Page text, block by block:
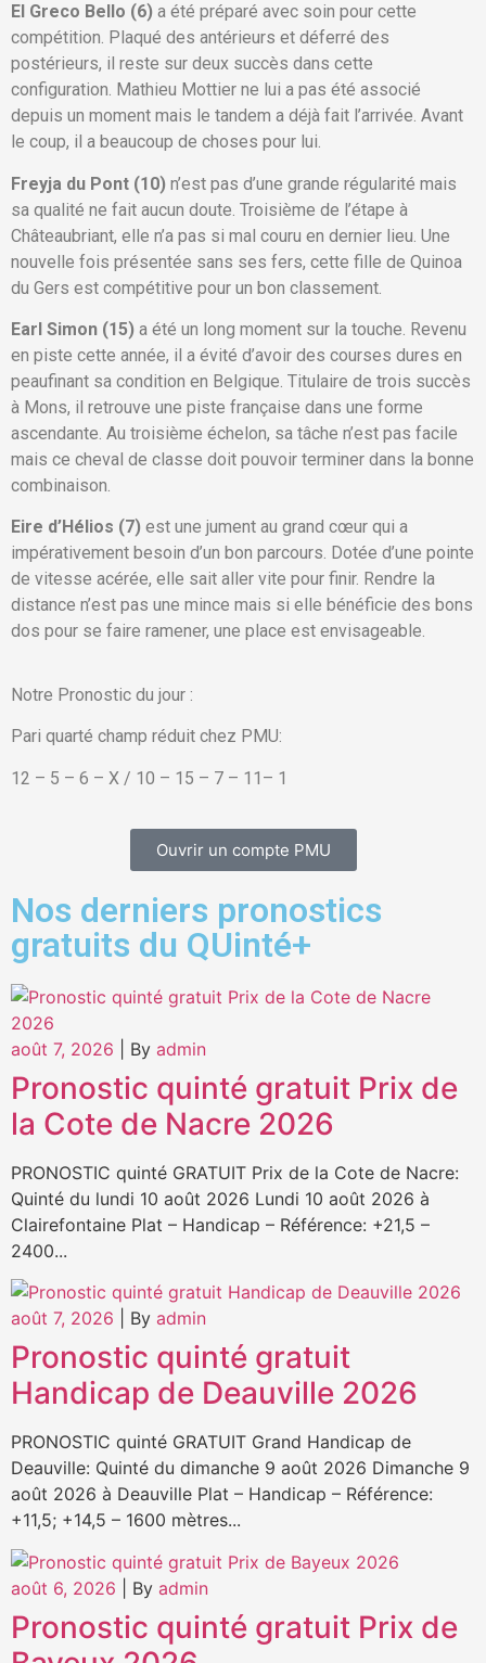
El Greco Bello (6) a été préparé avec soin pour cette
compétition. Plaqué des antérieurs et déferré des
postérieurs, il reste sur deux succès dans cette
configuration. Mathieu Mottier ne lui a pas été associé
depuis un moment mais le tandem a déjà fait l’arrivée. Avant
le coup, il a beaucoup de choses pour lui.
Freyja du Pont (10) n’est pas d’une grande régularité mais
sa qualité ne fait aucun doute. Troisième de l’étape à
Châteaubriant, elle n’a pas si mal couru en dernier lieu. Une
nouvelle fois présentée sans ses fers, cette fille de Quinoa
du Gers est compétitive pour un bon classement.
Earl Simon (15) a été un long moment sur la touche. Revenu
en piste cette année, il a évité d’avoir des courses dures en
peaufinant sa condition en Belgique. Titulaire de trois succès
à Mons, il retrouve une piste française dans une forme
ascendante. Au troisième échelon, sa tâche n’est pas facile
mais ce cheval de classe doit pouvoir terminer dans la bonne
combinaison.
Eire d’Hélios (7) est une jument au grand cœur qui a
impérativement besoin d’un bon parcours. Dotée d’une pointe
de vitesse acérée, elle sait aller vite pour finir. Rendre la
distance n’est pas une mince mais si elle bénéficie des bons
dos pour se faire ramener, une place est envisageable.
Notre Pronostic du jour :
Pari quarté champ réduit chez PMU:
12 – 5 – 6 – X / 10 – 15 – 7 – 11– 1
Ouvrir un compte PMU
Nos derniers pronostics
gratuits du QUinté+
août 7, 2026 By admin
Pronostic quinté gratuit Prix de
la Cote de Nacre 2026
PRONOSTIC quinté GRATUIT Prix de la Cote de Nacre:
Quinté du lundi 10 août 2026 Lundi 10 août 2026 à
Clairefontaine Plat – Handicap – Référence: +21,5 –
2400...
août 7, 2026 By admin
Pronostic quinté gratuit
Handicap de Deauville 2026
PRONOSTIC quinté GRATUIT Grand Handicap de
Deauville: Quinté du dimanche 9 août 2026 Dimanche 9
août 2026 à Deauville Plat – Handicap – Référence:
+11,5; +14,5 – 1600 mètres...
août 6, 2026 By admin
Pronostic quinté gratuit Prix de